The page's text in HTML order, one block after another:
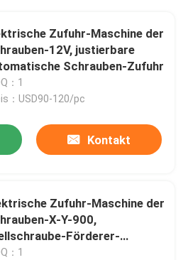
Zufuhr-Maschine der
12V, justierbare
Schrauben-Zufuhr
：1
：USD90-120/pc
Kontakt
Zufuhr-Maschine der
X-Y-900,
Förderer-
：1